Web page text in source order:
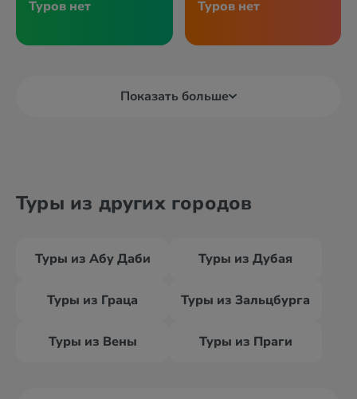
Туров нет Туров нет
Показать больше
Туры из других городов
Туры из Абу Даби Туры из Дубая
Туры из Граца Туры из Зальцбурга
Туры из Вены Туры из Праги